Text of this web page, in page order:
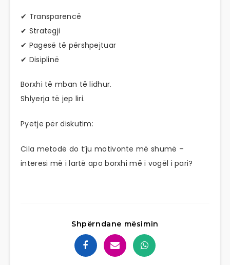
✔ Transparencë
✔ Strategji
✔ Pagesë të përshpejtuar
✔ Disiplinë
Borxhi të mban të lidhur.
Shlyerja të jep liri.
Pyetje për diskutim:
Cila metodë do t’ju motivonte më shumë –
interesi më i lartë apo borxhi më i vogël i pari?
Shpërndane mësimin